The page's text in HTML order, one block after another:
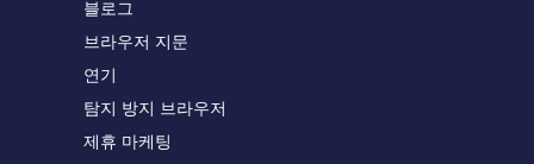
블로그
브라우저 지문
연기
탐지 방지 브라우저
제휴 마케팅